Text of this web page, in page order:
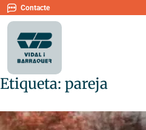
Contacte
Etiqueta: pareja